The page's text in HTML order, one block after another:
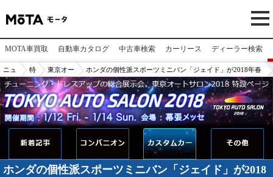
MOTA車買取 自動車カタログ 中古車検索 カーリース ディーラー検索
ニュ
ー
ス/
記事
特
集
東京オー
トサロン
2018
ホンダの個性派スポーツミニバン「ジェイド」が2018年春
のマイナーチェンジで5人乗り仕様追加へ【東京オートサロ
ン2018】
ホンダの個性派スポーツミニバン「ジェイド」が2018